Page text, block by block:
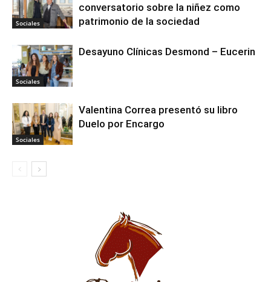
Sociales
conversatorio sobre la niñez como
patrimonio de la sociedad
Sociales
Desayuno Clínicas Desmond – Eucerin
Sociales
Valentina Correa presentó su libro
Duelo por Encargo